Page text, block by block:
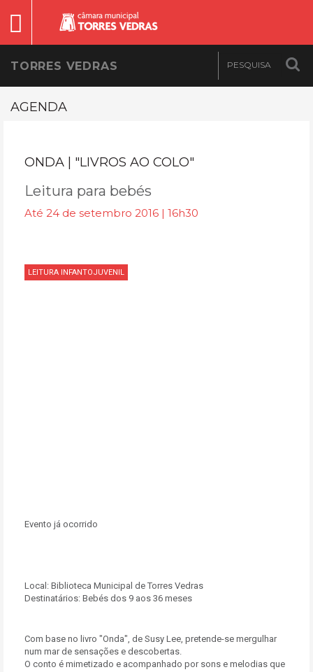
TORRES VEDRAS
AGENDA
ONDA | "LIVROS AO COLO"
Leitura para bebés
Até 24 de setembro 2016 | 16h30
LEITURA INFANTOJUVENIL
Evento já ocorrido
Local: Biblioteca Municipal de Torres Vedras
Destinatários: Bebés dos 9 aos 36 meses
Com base no livro "Onda", de Susy Lee, pretende-se mergulhar
num mar de sensações e descobertas.
O conto é mimetizado e acompanhado por sons e melodias que